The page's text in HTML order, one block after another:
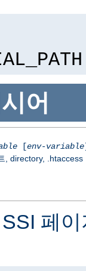
어
[env-variable
, directory, .htaccess
페